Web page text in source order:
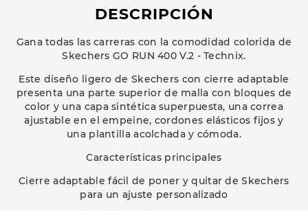
DESCRIPCIÓN
Gana todas las carreras con la comodidad colorida de
Skechers GO RUN 400 V.2 - Technix.
Este diseño ligero de Skechers con cierre adaptable
presenta una parte superior de malla con bloques de
color y una capa sintética superpuesta, una correa
ajustable en el empeine, cordones elásticos fijos y
una plantilla acolchada y cómoda.
Características principales
Cierre adaptable fácil de poner y quitar de Skechers
para un ajuste personalizado